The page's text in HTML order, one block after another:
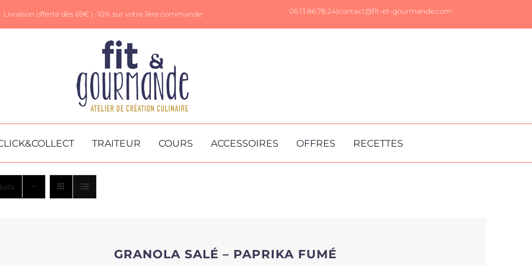
Livraison offerte dès 69€ | -10% sur votre 1ère commande 06.13.86.78.24|contact@fit-et-gourmande.com
TRAITEUR COURS ACCESSOIRES OFFRES RECETTES
GRANOLA SALÉ – PAPRIKA FUMÉ